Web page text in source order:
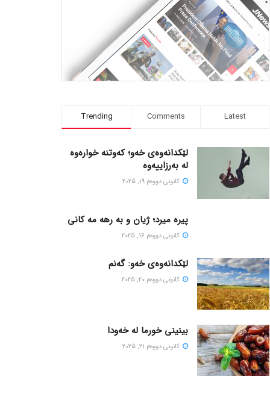
Trending Comments Latest
لێکدانەوەی خەو؛ کەوتنە خوارەوە
لە بەرزاییەوە
كانونی دووه‌م 19, 2025
پیره میرد؛ ژیان و به رهه مه کانی
كانونی دووه‌م 16, 2025
لێکدانەوەی خەو: گەنم
كانونی دووه‌م 20, 2025
بینینی خورما لە خەودا
كانونی دووه‌م 21, 2025